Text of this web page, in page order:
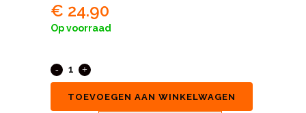
€ 24.90
Op voorraad
TOEVOEGEN AAN WINKELWAGEN